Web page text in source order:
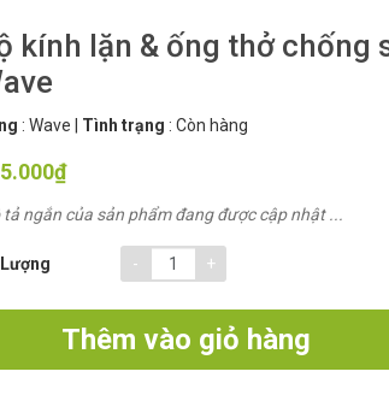
kính lặn & ống thở chống
: Wave Tình trạng : Còn hàng
tả ngắn của sản phẩm đang được cập nhật ...
- +
Thêm vào giỏ hàng